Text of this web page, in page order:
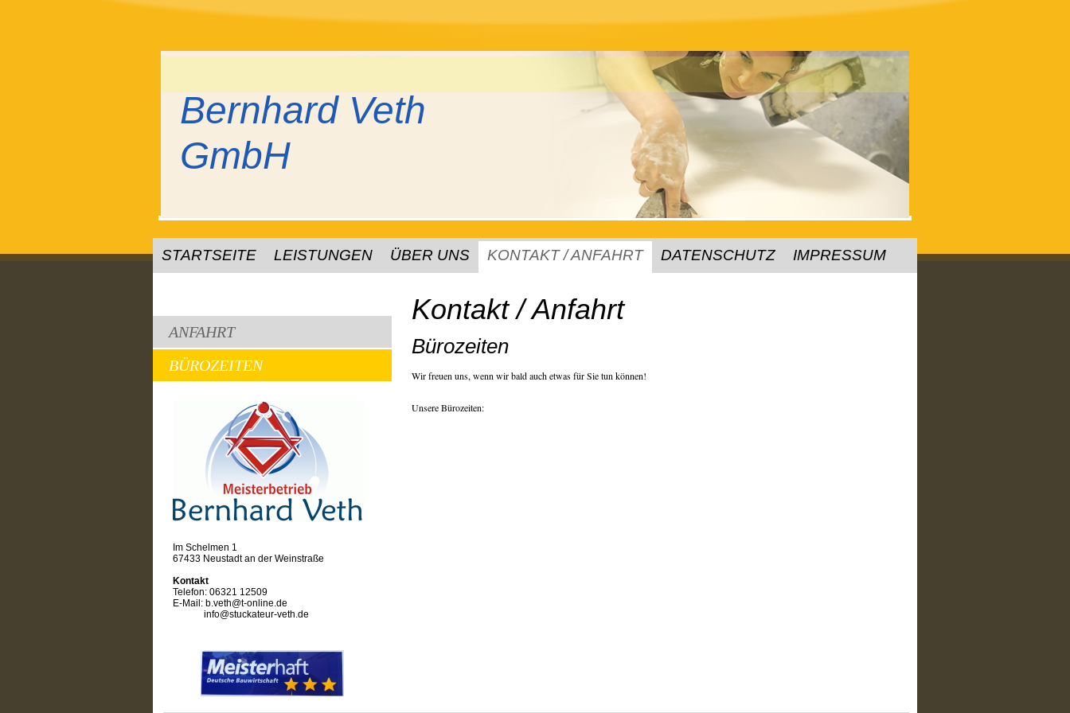
Bernhard Veth
GmbH
STARTSEITE LEISTUNGEN ÜBER UNS KONTAKT / ANFAHRT DATENSCHUTZ IMPRESSUM
ANFAHRT
BÜROZEITEN
Im Schelmen 1
67433 Neustadt an der Weinstraße
Kontakt
Telefon: 06321 12509
E-Mail: b.veth@t-online.de
info@stuckateur-veth.de
Kontakt / Anfahrt
Bürozeiten
Wir freuen uns, wenn wir bald auch etwas für Sie tun können!
Unsere Bürozeiten: